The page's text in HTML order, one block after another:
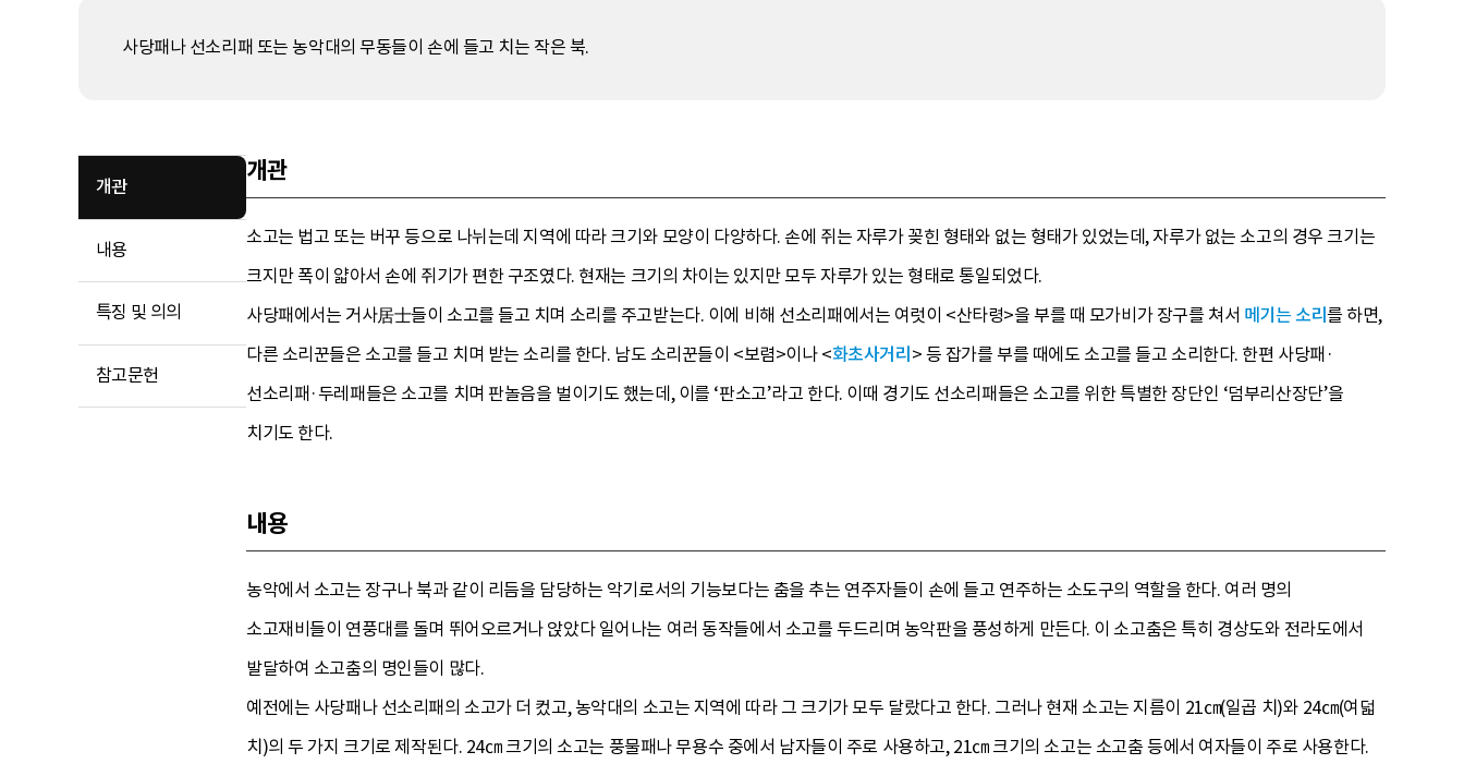
사당패나 선소리패 또는 농악대의 무동들이 손에 들고 치는 작은 북.
개관
내용
특징 및 의의
참고문헌
개관
소고는 법고 또는 버꾸 등으로 나뉘는데 지역에 따라 크기와 모양이 다양하다. 손에 쥐는 자루가 꽂힌 형태와 없는 형태가 있었는데, 자루가 없는 소고의 경우 크기는
크지만 폭이 얇아서 손에 쥐기가 편한 구조였다. 현재는 크기의 차이는 있지만 모두 자루가 있는 형태로 통일되었다.
사당패에서는 거사居士들이 소고를 들고 치며 소리를 주고받는다. 이에 비해 선소리패에서는 여럿이 <산타령>을 부를 때 모가비가 장구를 쳐서 메기는 소리를 하면,
다른 소리꾼들은 소고를 들고 치며 받는 소리를 한다. 남도 소리꾼들이 <보렴>이나 <화초사거리> 등 잡가를 부를 때에도 소고를 들고 소리한다. 한편 사당패·
선소리패·두레패들은 소고를 치며 판놀음을 벌이기도 했는데, 이를 ‘판소고’라고 한다. 이때 경기도 선소리패들은 소고를 위한 특별한 장단인 ‘덤부리산장단’을
치기도 한다.
내용
농악에서 소고는 장구나 북과 같이 리듬을 담당하는 악기로서의 기능보다는 춤을 추는 연주자들이 손에 들고 연주하는 소도구의 역할을 한다. 여러 명의
소고재비들이 연풍대를 돌며 뛰어오르거나 앉았다 일어나는 여러 동작들에서 소고를 두드리며 농악판을 풍성하게 만든다. 이 소고춤은 특히 경상도와 전라도에서
발달하여 소고춤의 명인들이 많다.
예전에는 사당패나 선소리패의 소고가 더 컸고, 농악대의 소고는 지역에 따라 그 크기가 모두 달랐다고 한다. 그러나 현재 소고는 지름이 21㎝(일곱 치)와 24㎝(여덟
치)의 두 가지 크기로 제작된다. 24㎝ 크기의 소고는 풍물패나 무용수 중에서 남자들이 주로 사용하고, 21㎝ 크기의 소고는 소고춤 등에서 여자들이 주로 사용한다.